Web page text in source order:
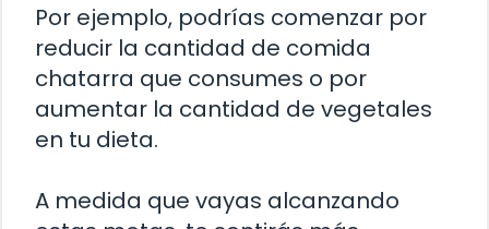
Por ejemplo, podrías comenzar por
reducir la cantidad de comida
chatarra que consumes o por
aumentar la cantidad de vegetales
en tu dieta.
A medida que vayas alcanzando